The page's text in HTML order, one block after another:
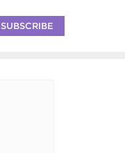
SUBSCRIBE